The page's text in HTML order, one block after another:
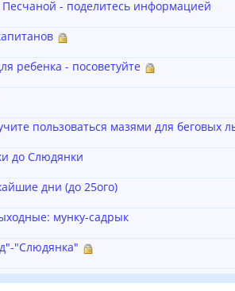
Песчаной - поделитесь информацией
ребенка - посоветуйте
пользоваться мазями для беговых
до Слюдянки
дни (до 25ого)
мунку-садрык
"Слюдянка"